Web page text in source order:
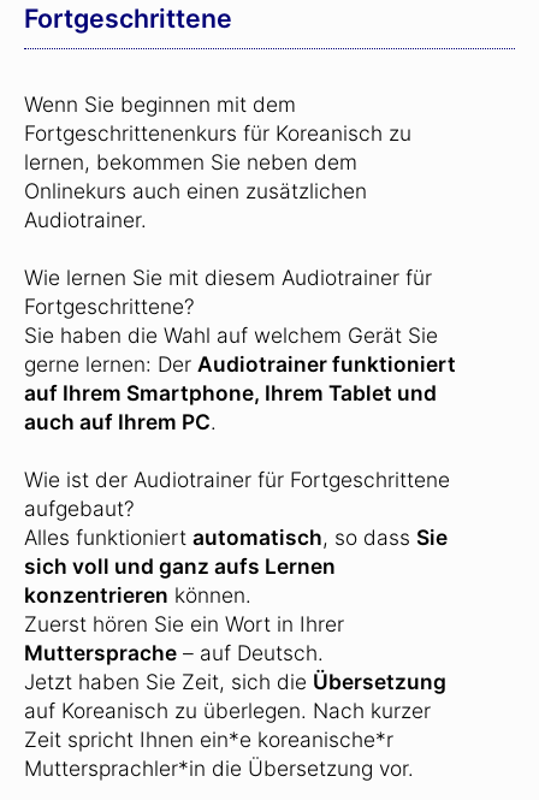
Fortgeschrittene
Wenn Sie beginnen mit dem
Fortgeschrittenenkurs für Koreanisch zu
lernen, bekommen Sie neben dem
Onlinekurs auch einen zusätzlichen
Audiotrainer.
Wie lernen Sie mit diesem Audiotrainer für
Fortgeschrittene?
Sie haben die Wahl auf welchem Gerät Sie
gerne lernen: Der Audiotrainer funktioniert
auf Ihrem Smartphone, Ihrem Tablet und
auch auf Ihrem PC.
Wie ist der Audiotrainer für Fortgeschrittene
aufgebaut?
Alles funktioniert automatisch, so dass Sie
sich voll und ganz aufs Lernen
konzentrieren können.
Zuerst hören Sie ein Wort in Ihrer
Muttersprache – auf Deutsch.
Jetzt haben Sie Zeit, sich die Übersetzung
auf Koreanisch zu überlegen. Nach kurzer
Zeit spricht Ihnen ein*e koreanische*r
Muttersprachler*in die Übersetzung vor.